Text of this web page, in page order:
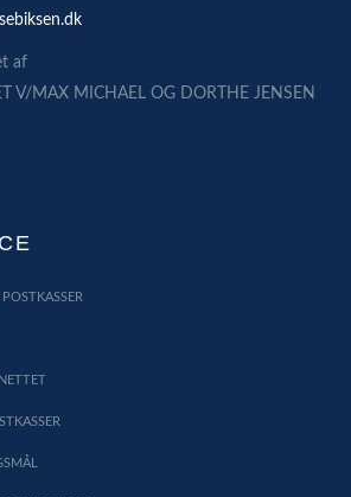
af
V/MAX MICHAEL OG DORTHE JENSEN